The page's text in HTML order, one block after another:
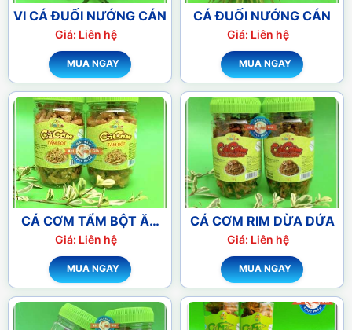
VI CÁ ĐUỐI NƯỚNG CÁN
Giá: Liên hệ
MUA NGAY
CÁ ĐUỐI NƯỚNG CÁN
Giá: Liên hệ
MUA NGAY
CÁ CƠM TẨM BỘT ĂN
LIỀN
Giá: Liên hệ
MUA NGAY
CÁ CƠM RIM DỪA DỨA
Giá: Liên hệ
MUA NGAY